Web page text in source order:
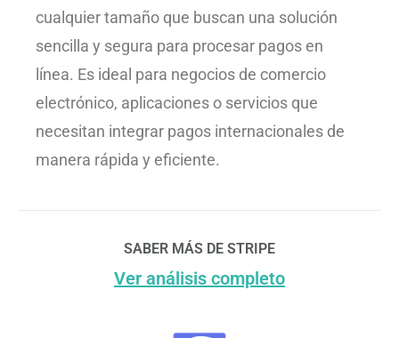
cualquier tamaño que buscan una solución
sencilla y segura para procesar pagos en
línea. Es ideal para negocios de comercio
electrónico, aplicaciones o servicios que
necesitan integrar pagos internacionales de
manera rápida y eficiente.
SABER MÁS DE STRIPE
Ver análisis completo